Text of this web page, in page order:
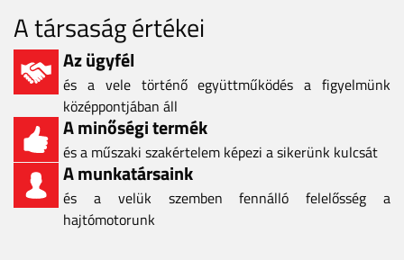
A társaság értékei
Az ügyfél
és a vele történő együttműködés a figyelmünk
középpontjában áll
A minőségi termék
és a műszaki szakértelem képezi a sikerünk kulcsát
A munkatársaink
és a velük szemben fennálló felelősség a
hajtómotorunk